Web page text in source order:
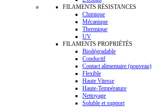
FILAMENTS RÉSISTANCES
Chimique
Mécanique
Thermique
UV
FILAMENTS PROPRIÉTÉS
Biodégradable
Conductif
Contact alimentaire (nouveau)
Flexible
Haute Vitesse
Haute-Température
Nettoyage
Soluble et support